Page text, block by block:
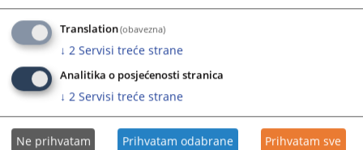
Zakon o osiguranju depozita u bankama BiH
652PREGLEDA
Translation(obavezna)
↓ 2 Servisi treće strane
Analitika o posjećenosti stranica
↓ 2 Servisi treće strane
Ne prihvatam Prihvatam odabrane Prihvatam sve